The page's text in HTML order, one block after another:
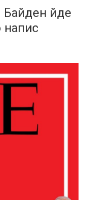
Байден йде
напис